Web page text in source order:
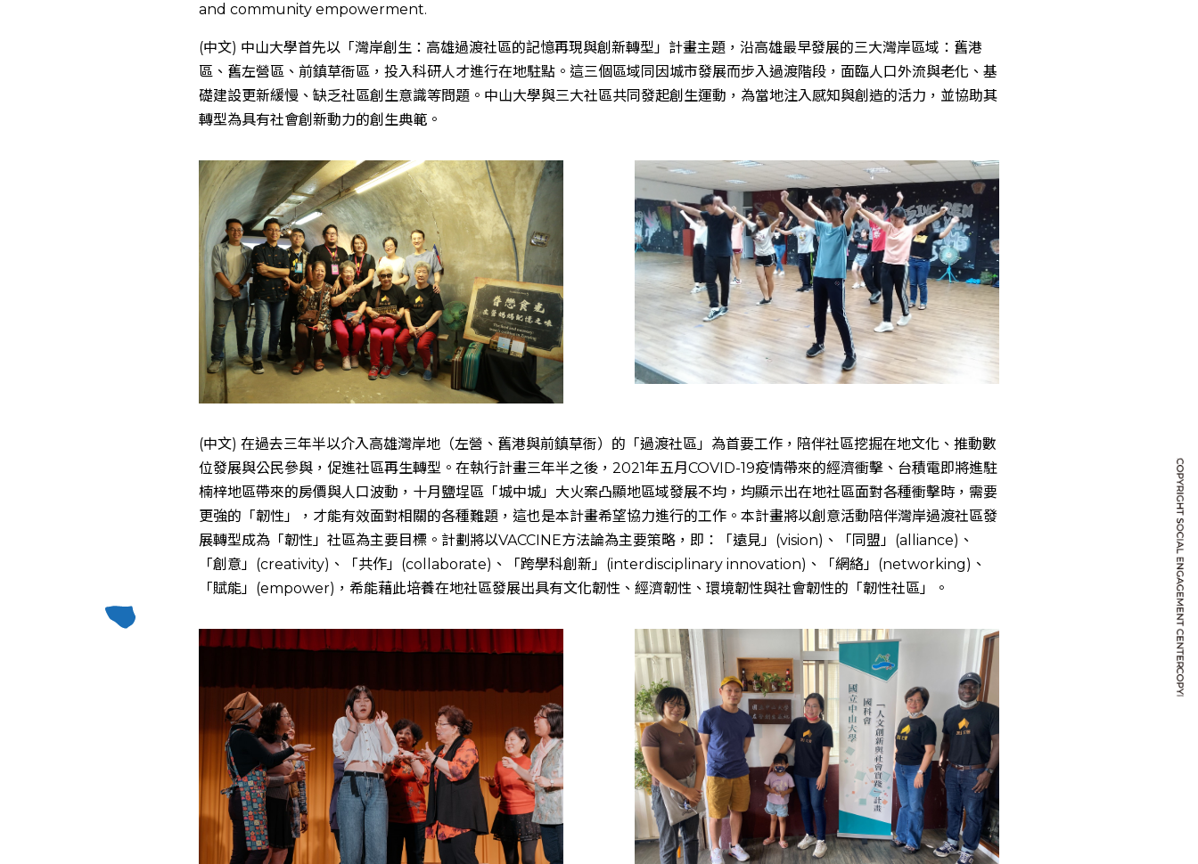
and community empowerment.
(中文) 中山大學首先以「灣岸創生：高雄過渡社區的記憶再現與創新轉型」計畫主題，沿高雄最早發展的三大灣岸區域：舊港
區、舊左營區、前鎮草衙區，投入科研人才進行在地駐點。這三個區域同因城市發展而步入過渡階段，面臨人口外流與老化、基
礎建設更新緩慢、缺乏社區創生意識等問題。中山大學與三大社區共同發起創生運動，為當地注入感知與創造的活力，並協助其
轉型為具有社會創新動力的創生典範。
(中文) 在過去三年半以介入高雄灣岸地（左營、舊港與前鎮草衙）的「過渡社區」為首要工作，陪伴社區挖掘在地文化、推動數
位發展與公民參與，促進社區再生轉型。在執行計畫三年半之後，2021年五月COVID-19疫情帶來的經濟衝擊、台積電即將進駐
楠梓地區帶來的房價與人口波動，十月鹽埕區「城中城」大火案凸顯地區域發展不均，均顯示出在地社區面對各種衝擊時，需要
更強的「韌性」，才能有效面對相關的各種難題，這也是本計畫希望協力進行的工作。本計畫將以創意活動陪伴灣岸過渡社區發
展轉型成為「韌性」社區為主要目標。計劃將以VACCINE方法論為主要策略，即：「遠見」(vision)、「同盟」(alliance)、
「創意」(creativity)、「共作」(collaborate)、「跨學科創新」(interdisciplinary innovation)、「網絡」(networking)、
「賦能」(empower)，希能藉此培養在地社區發展出具有文化韌性、經濟韌性、環境韌性與社會韌性的「韌性社區」。